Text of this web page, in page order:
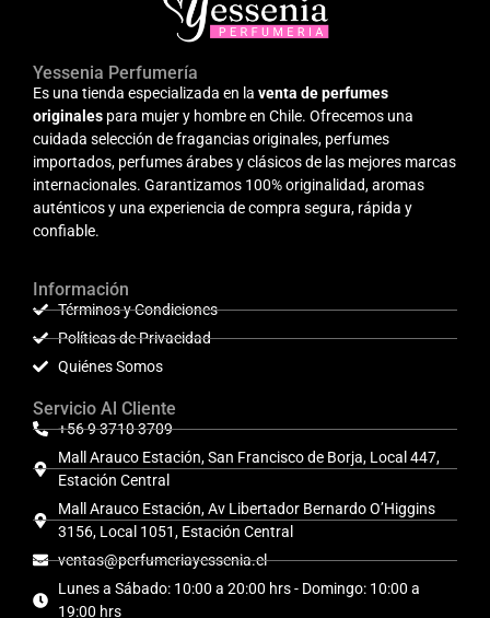
Yessenia Perfumería
Es una tienda especializada en la venta de perfumes
originales para mujer y hombre en Chile. Ofrecemos una
cuidada selección de fragancias originales, perfumes
importados, perfumes árabes y clásicos de las mejores marcas
internacionales. Garantizamos 100% originalidad, aromas
auténticos y una experiencia de compra segura, rápida y
confiable.
Información
Términos y Condiciones
Políticas de Privacidad
Quiénes Somos
Servicio Al Cliente
+56 9 3710 3709
Mall Arauco Estación, San Francisco de Borja, Local 447,
Estación Central
Mall Arauco Estación, Av Libertador Bernardo O’Higgins
3156, Local 1051, Estación Central
ventas@perfumeriayessenia.cl
Lunes a Sábado: 10:00 a 20:00 hrs - Domingo: 10:00 a
19:00 hrs